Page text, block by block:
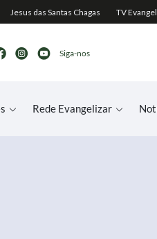
Siga-nos
Rede Evangelizar